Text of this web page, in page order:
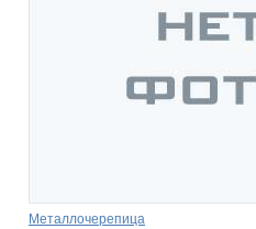
Металлочерепица